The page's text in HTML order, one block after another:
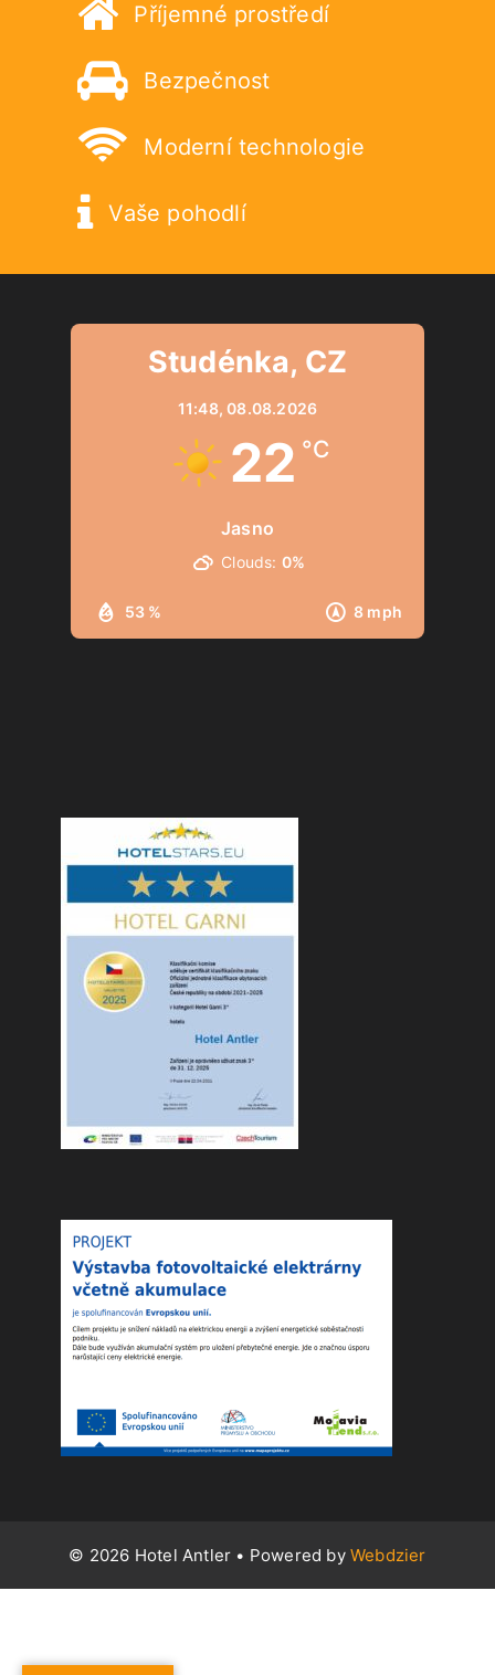
Příjemné prostředí
Bezpečnost
Moderní technologie
Vaše pohodlí
Studénka, CZ
11:48,08.08.2026
22 °C
Jasno
53 % 8 mph
Clouds: 0%
© 2026 Hotel Antler • Powered by Webdzier